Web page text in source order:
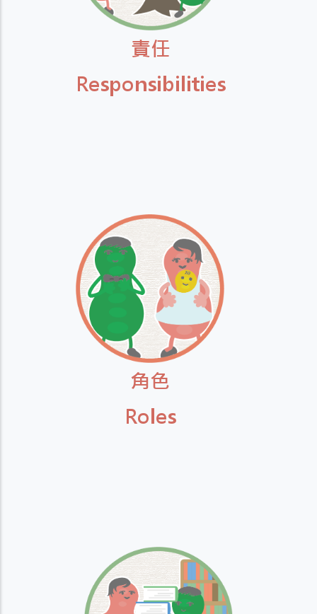
責任
Responsibilities
角色
Roles